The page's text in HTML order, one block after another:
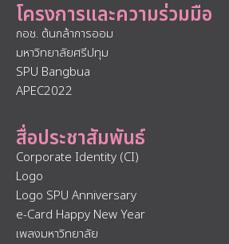
โครงการและความร่วมมือ
กอช. ต้นกล้าการออม
มหาวิทยาลัยศรีปทุม
SPU Bangbua
APEC2022
สื่อประชาสัมพันธ์
Corporate Identity (CI)
Logo
Logo SPU Anniversary
e-Card Happy New Year
เพลงมหาวิทยาลัย